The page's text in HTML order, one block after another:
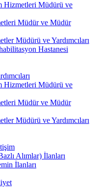
Hizmetleri Müdürü ve
Müdür ve Müdür
Müdürü ve Yardımcıları
Hastanesi
Hizmetleri Müdürü ve
Müdür ve Müdür
Müdürü ve Yardımcıları
Alımlar) İlanları
İlanları